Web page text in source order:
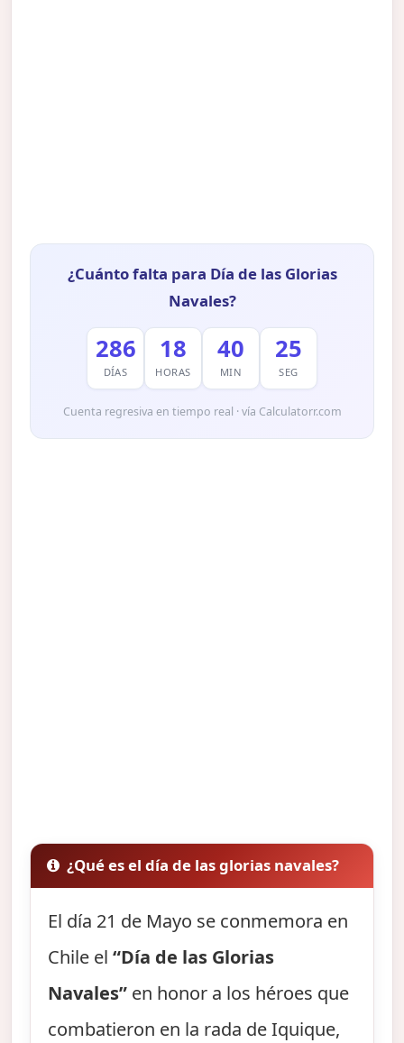
¿Cuánto falta para Día de las Glorias
Navales?
286
DÍAS
18
HORAS
40
MIN
24
SEG
Cuenta regresiva en tiempo real · vía Calculatorr.com
¿Qué es el día de las glorias navales?
El día 21 de Mayo se conmemora en
Chile el“Día de las Glorias
Navales” en honor a los héroes que
combatieron en la rada de Iquique,